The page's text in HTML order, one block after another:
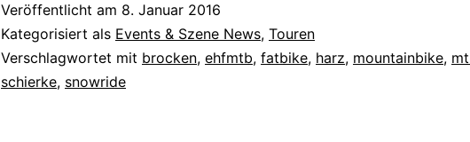
Veröffentlicht am 8. Januar 2016
Kategorisiert als Events & Szene News, Touren
Verschlagwortet mit brocken, ehfmtb, fatbike, harz, mountainbike,
schierke, snowride